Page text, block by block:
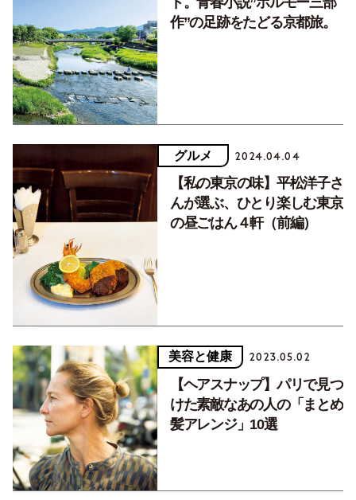
作”の足跡をたどる京都旅。
グルメ 2024.04.04
【私の東京の味】平松洋子さ
んが選ぶ、ひとり楽しむ東京
の昼ごはん４軒（前編）
美容と健康 2023.05.02
【ヘアスナップ】パリで見つ
けた素敵なあの人の「まとめ
髪アレンジ」10選